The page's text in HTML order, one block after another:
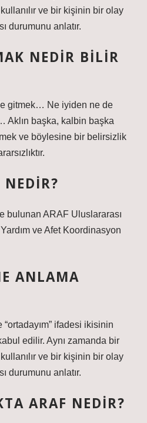
ve bir kişinin bir olay
durumunu anlatır.
NEDIR BILIR
gitmek… Ne iyiden ne de
Aklın başka, kalbin başka
ve böylesine bir belirsizlik
bulunan ARAF Uluslararası
ve Afet Koordinasyon
ANLAMA
ifadesi ikisinin
edilir. Aynı zamanda bir
ve bir kişinin bir olay
durumunu anlatır.
ARAF NEDIR?